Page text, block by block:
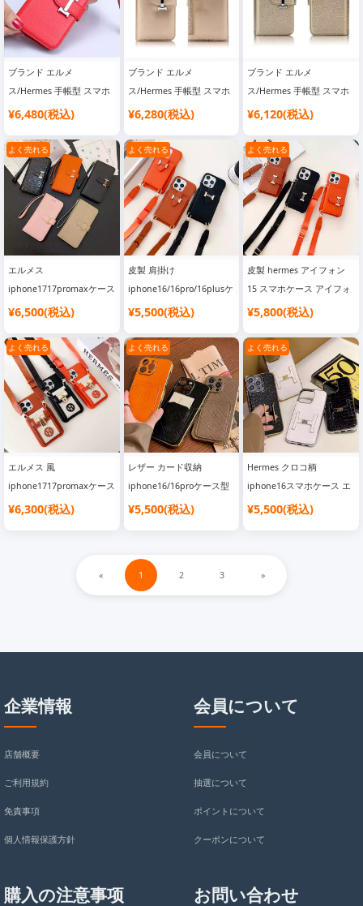
ブランド エルメ
ス/Hermes 手帳型 スマホ
ケース
¥6,480(税込)
ブランド エルメ
ス/Hermes 手帳型 スマホ
ケース
¥6,280(税込)
ブランド エルメ
ス/Hermes 手帳型 スマホ
ケース
¥6,120(税込)
よく売れる
エルメス
iphone1717promaxケース
手帳型 スライド式 ワニ柄
iphone16pro16ケース 財
布型 スタンド機能 全面保
護 ハイ ブランド 手帳型
スマホケース 全機種対応
¥6,500(税込)
よく売れる
皮製 肩掛け
iphone16/16pro/16plusケ
ースエルメスメタルロゴカ
クスチャ SC23053016|ス
ーパー コピー 安全 な サ
イト
¥5,500(税込)
よく売れる
皮製 hermes アイフォン
15 スマホケース アイフォ
ーン 15 プラス ケース 肩
アイフォン 15pro max携
帯ケース メタルロゴ エル
メス hermes アイフォーン
14カバー カード収納 斜め
がけ ライチテクスチャ 値
段 最新型 売れ筋 個性 耐
衝撃 正規品 店舗 カップル
日韓風 偽物
¥5,800(税込)
よく売れる
エルメス 風
iphone1717promaxケース
スマホショルダー 高级 キ
クボタン 飾り 肩掛け 首に
掛ケース ハイブランド
¥6,300(税込)
よく売れる
レザー カード収納
iphone16/16proケース型
押し電気メッキ
¥5,500(税込)
よく売れる
Hermes クロコ柄
iphone16スマホケース エ
ルメス ブラケット付き
¥5,500(税込)
« 1 2 3 »
企業情報
店舗概要
ご利用規約
免責事項
個人情報保護方針
会員について
会員について
抽選について
ポイントについて
クーポンについて
購入の注意事项 お問い合わせ